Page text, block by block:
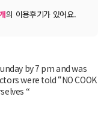
의 이용후기가 있어요.
by 7 pm and was
were told “NO COOK
“